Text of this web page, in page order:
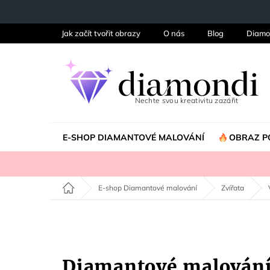
Jak začít tvořit obrazy O nás Blog
E-SHOP DIAMANTOVÉ MALOVÁNÍ OBRAZ
Domů E-shop Diamantové malování Zvířata